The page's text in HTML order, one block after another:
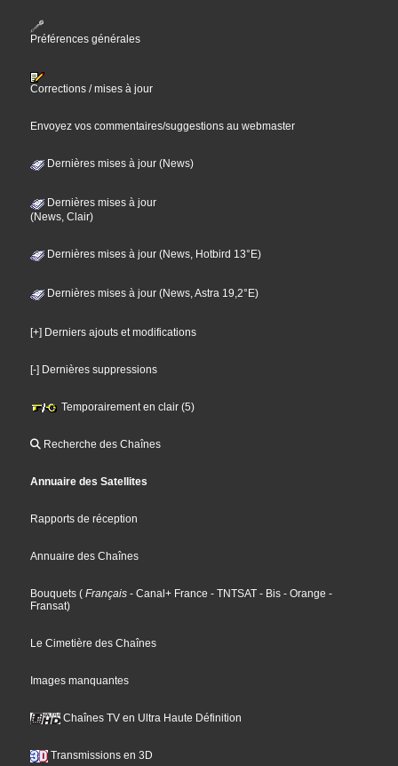
Préférences générales
Corrections / mises à jour
Envoyez vos commentaires/suggestions au webmaster
Dernières mises à jour (News)
Dernières mises à jour
(News, Clair)
Dernières mises à jour (News, Hotbird 13°E)
Dernières mises à jour (News, Astra 19,2°E)
[+] Derniers ajouts et modifications
[-] Dernières suppressions
Temporairement en clair (5)
Recherche des Chaînes
Annuaire des Satellites
Rapports de réception
Annuaire des Chaînes
Bouquets ( Français - Canal+ France - TNTSAT - Bis - Orange -
Fransat)
Le Cimetière des Chaînes
Images manquantes
Chaînes TV en Ultra Haute Définition
Transmissions en 3D